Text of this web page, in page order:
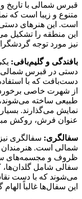
قبرس شمالی با تاریخ
متنوع و زیبا است که
است. این هنرهای
این منطقه را تشکیل
نیز مورد توجه
بافندگی و گلیم‌بافی:
دستی در قبرس شمالی،
دست‌بافت که با
از شهرت خاصی
طبیعی ساخته
نمایش می‌گذارند.
عنوان فرش، روکش
سفالگری: سفالگری
شمالی است.
ظروف و مجسمه‌های
سفالی شامل گلدان‌ها،
می‌شوند که با دست
این سفال‌ها غالباً